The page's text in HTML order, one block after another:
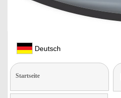
Deutsch
Startseite